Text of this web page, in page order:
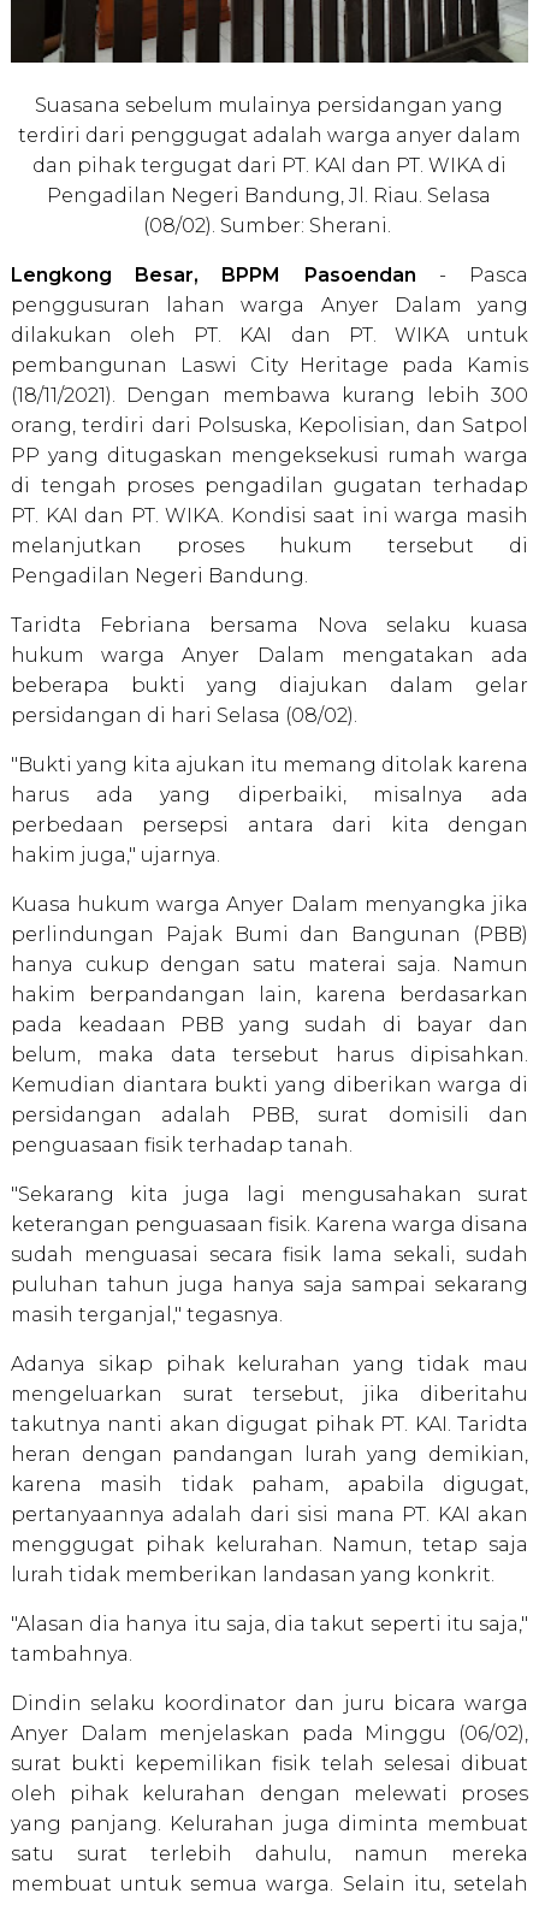
Suasana sebelum mulainya persidangan yang
terdiri dari penggugat adalah warga anyer dalam
dan pihak tergugat dari PT. KAI dan PT. WIKA di
Pengadilan Negeri Bandung, Jl. Riau. Selasa
(08/02). Sumber: Sherani.
Lengkong Besar, BPPM Pasoendan - Pasca
penggusuran lahan warga Anyer Dalam yang
dilakukan oleh PT. KAI dan PT. WIKA untuk
pembangunan Laswi City Heritage pada Kamis
(18/11/2021). Dengan membawa kurang lebih 300
orang, terdiri dari Polsuska, Kepolisian, dan Satpol
PP yang ditugaskan mengeksekusi rumah warga
di tengah proses pengadilan gugatan terhadap
PT. KAI dan PT. WIKA. Kondisi saat ini warga masih
melanjutkan proses hukum tersebut di
Pengadilan Negeri Bandung.
Taridta Febriana bersama Nova selaku kuasa
hukum warga Anyer Dalam mengatakan ada
beberapa bukti yang diajukan dalam gelar
persidangan di hari Selasa (08/02).
"Bukti yang kita ajukan itu memang ditolak karena
harus ada yang diperbaiki, misalnya ada
perbedaan persepsi antara dari kita dengan
hakim juga," ujarnya.
Kuasa hukum warga Anyer Dalam menyangka jika
perlindungan Pajak Bumi dan Bangunan (PBB)
hanya cukup dengan satu materai saja. Namun
hakim berpandangan lain, karena berdasarkan
pada keadaan PBB yang sudah di bayar dan
belum, maka data tersebut harus dipisahkan.
Kemudian diantara bukti yang diberikan warga di
persidangan adalah PBB, surat domisili dan
penguasaan fisik terhadap tanah.
"Sekarang kita juga lagi mengusahakan surat
keterangan penguasaan fisik. Karena warga disana
sudah menguasai secara fisik lama sekali, sudah
puluhan tahun juga hanya saja sampai sekarang
masih terganjal," tegasnya.
Adanya sikap pihak kelurahan yang tidak mau
mengeluarkan surat tersebut, jika diberitahu
takutnya nanti akan digugat pihak PT. KAI. Taridta
heran dengan pandangan lurah yang demikian,
karena masih tidak paham, apabila digugat,
pertanyaannya adalah dari sisi mana PT. KAI akan
menggugat pihak kelurahan. Namun, tetap saja
lurah tidak memberikan landasan yang konkrit.
"Alasan dia hanya itu saja, dia takut seperti itu saja,"
tambahnya.
Dindin selaku koordinator dan juru bicara warga
Anyer Dalam menjelaskan pada Minggu (06/02),
surat bukti kepemilikan fisik telah selesai dibuat
oleh pihak kelurahan dengan melewati proses
yang panjang. Kelurahan juga diminta membuat
satu surat terlebih dahulu, namun mereka
membuat untuk semua warga. Selain itu, setelah